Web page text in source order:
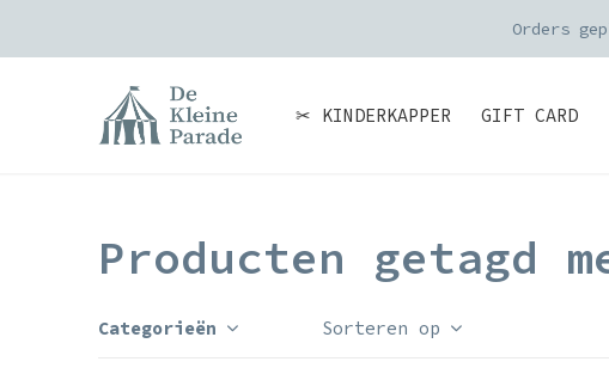
✂ KINDERKAPPER GIFT CARD
Orders
Producten getagd
Categorieën Sorteren op